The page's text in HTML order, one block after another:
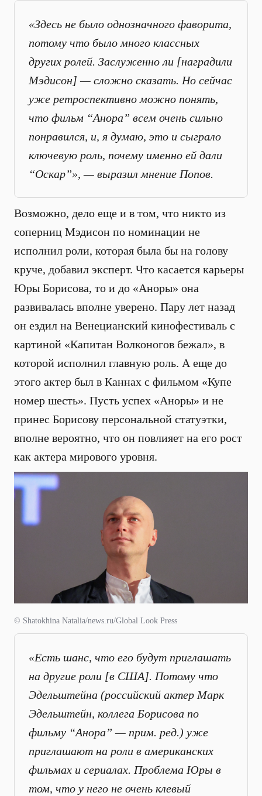
«Здесь не было однозначного фаворита,
потому что было много классных
других ролей. Заслуженно ли [наградили
Мэдисон] — сложно сказать. Но сейчас
уже ретроспективно можно понять,
что фильм “Анора” всем очень сильно
понравился, и, я думаю, это и сыграло
ключевую роль, почему именно ей дали
“Оскар”», — выразил мнение Попов.
Возможно, дело еще и в том, что никто из
соперниц Мэдисон по номинации не
исполнил роли, которая была бы на голову
круче, добавил эксперт. Что касается карьеры
Юры Борисова, то и до «Аноры» она
развивалась вполне уверено. Пару лет назад
он ездил на Венецианский кинофестиваль с
картиной «Капитан Волконогов бежал», в
которой исполнил главную роль. А еще до
этого актер был в Каннах с фильмом «Купе
номер шесть». Пусть успех «Аноры» и не
принес Борисову персональной статуэтки,
вполне вероятно, что он повлияет на его рост
как актера мирового уровня.
© Shatokhina Natalia/news.ru/Global Look Press
«Есть шанс, что его будут приглашать
на другие роли [в США]. Потому что
Эдельштейна (российский актер Марк
Эдельштейн, коллега Борисова по
фильму “Анора” — прим. ред.) уже
приглашают на роли в американских
фильмах и сериалах. Проблема Юры в
том, что у него не очень клевый